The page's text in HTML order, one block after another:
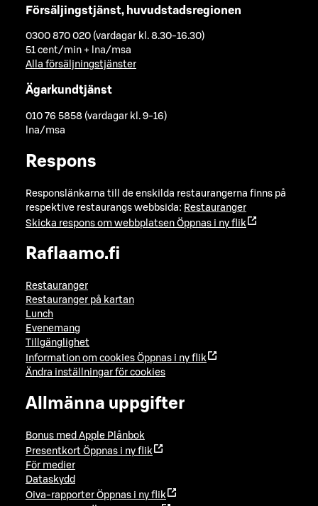
Försäljingstjänst, huvudstadsregionen
0300 870 020 (vardagar kl. 8.30-16.30)
51 cent/min + lna/msa
Alla försäljningstjänster
Ägarkundtjänst
010 76 5858 (vardagar kl. 9-16)
lna/msa
Respons
Responslänkarna till de enskilda restaurangerna finns på
respektive restaurangs webbsida: Restauranger
Skicka respons om webbplatsen Öppnas i ny flik
Raflaamo.fi
Restauranger
Restauranger på kartan
Lunch
Evenemang
Tillgänglighet
Information om cookies Öppnas i ny flik
Ändra inställningar för cookies
Allmänna uppgifter
Bonus med Apple Plånbok
Presentkort Öppnas i ny flik
För medier
Dataskydd
Oiva-rapporter Öppnas i ny flik